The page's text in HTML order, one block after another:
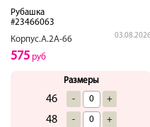
Рубашка
#23466063
Корпус.А.2А-66
03.08.2026
575 руб
Размеры
46 - +
48 - +